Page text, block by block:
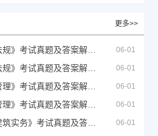
更多>>
06-01
06-01
06-01
06-01
06-01